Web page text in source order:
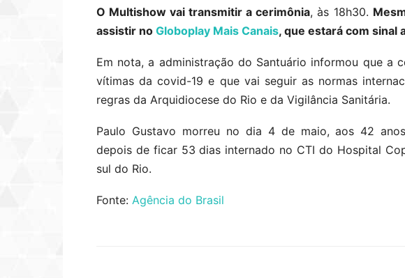
O Multishow vai transmitir a cerimônia, às 18h30.
assistir no Globoplay Mais Canais, que estará com sinal
Em nota, a administração do Santuário informou que a
vítimas da covid-19 e que vai seguir as normas
regras da Arquidiocese do Rio e da Vigilância Sanitária.
Paulo Gustavo morreu no dia 4 de maio, aos 42
depois de ficar 53 dias internado no CTI do Hospital
sul do Rio.
Fonte: Agência do Brasil